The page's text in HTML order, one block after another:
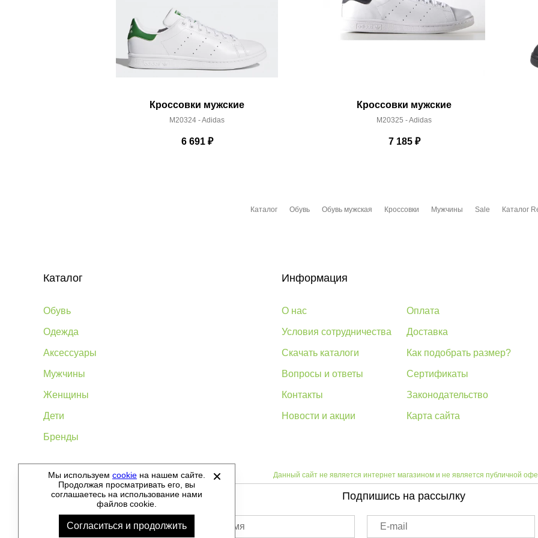
Кроссовки мужские
M20324 - Adidas
6 691₽
Кроссовки мужские
M20325 - Adidas
7 185₽
Каталог Обувь Обувь мужская Кроссовки Мужчины Sale Каталог
Каталог
Обувь
Одежда
Аксессуары
Мужчины
Женщины
Дети
Бренды
Информация
О нас
Условия сотрудничества
Скачать каталоги
Вопросы и ответы
Контакты
Новости и акции
Оплата
Доставка
Как подобрать размер?
Сертификаты
Законодательство
Карта сайта
©2012-2026 - Sellgroup.ru - все права защищены. Данный сайт не является интернет магазином и не является публичной
Мы используем cookie на нашем сайте.
Продолжая просматривать его, вы
соглашаетесь на использование нами
файлов cookie.
Согласиться и продолжить
Подпишись на рассылку
Ваше имя E-mail